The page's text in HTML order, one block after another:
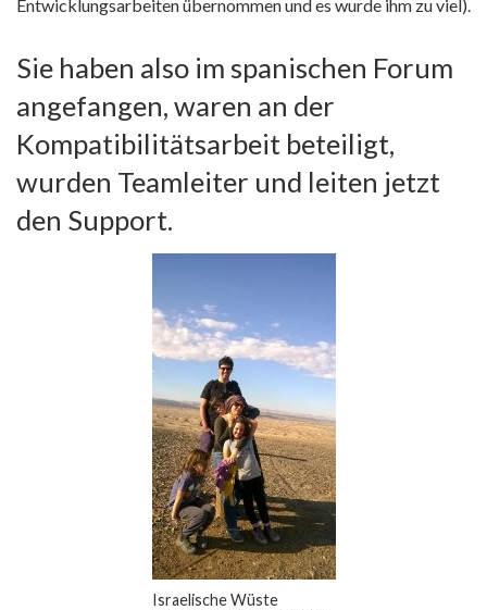
Entwicklungsarbeiten übernommen und es wurde ihm zu viel).
Sie haben also im spanischen Forum
angefangen, waren an der
Kompatibilitätsarbeit beteiligt,
wurden Teamleiter und leiten jetzt
den Support.
Israelische Wüste